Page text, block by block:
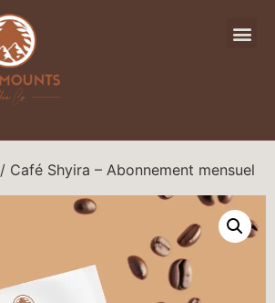
/ Café Shyira – Abonnement mensuel